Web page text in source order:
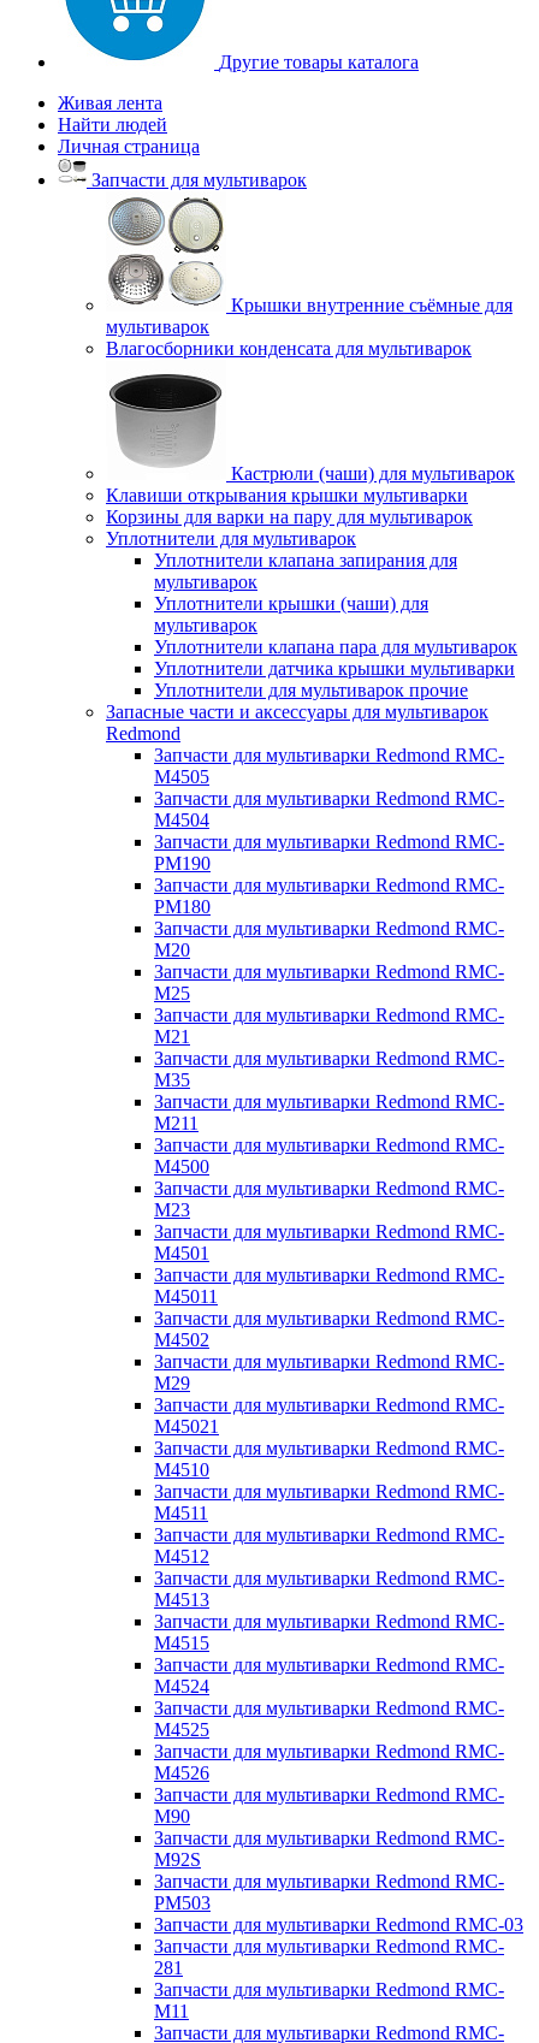
Другие товары каталога
Живая лента
Найти людей
Личная страница
Запчасти для мультиварок
Крышки внутренние съёмные для
мультиварок
Влагосборники конденсата для мультиварок
Кастрюли (чаши) для мультиварок
Клавиши открывания крышки мультиварки
Корзины для варки на пару для мультиварок
Уплотнители для мультиварок
Уплотнители клапана запирания для
мультиварок
Уплотнители крышки (чаши) для
мультиварок
Уплотнители клапана пара для мультиварок
Уплотнители датчика крышки мультиварки
Уплотнители для мультиварок прочие
Запасные части и аксессуары для мультиварок
Redmond
Запчасти для мультиварки Redmond RMC-
M4505
Запчасти для мультиварки Redmond RMC-
M4504
Запчасти для мультиварки Redmond RMC-
PM190
Запчасти для мультиварки Redmond RMC-
PM180
Запчасти для мультиварки Redmond RMC-
M20
Запчасти для мультиварки Redmond RMC-
M25
Запчасти для мультиварки Redmond RMC-
M21
Запчасти для мультиварки Redmond RMC-
M35
Запчасти для мультиварки Redmond RMC-
M211
Запчасти для мультиварки Redmond RMC-
M4500
Запчасти для мультиварки Redmond RMC-
M23
Запчасти для мультиварки Redmond RMC-
M4501
Запчасти для мультиварки Redmond RMC-
M45011
Запчасти для мультиварки Redmond RMC-
M4502
Запчасти для мультиварки Redmond RMC-
M29
Запчасти для мультиварки Redmond RMC-
M45021
Запчасти для мультиварки Redmond RMC-
M4510
Запчасти для мультиварки Redmond RMC-
M4511
Запчасти для мультиварки Redmond RMC-
M4512
Запчасти для мультиварки Redmond RMC-
M4513
Запчасти для мультиварки Redmond RMC-
M4515
Запчасти для мультиварки Redmond RMC-
M4524
Запчасти для мультиварки Redmond RMC-
M4525
Запчасти для мультиварки Redmond RMC-
M4526
Запчасти для мультиварки Redmond RMC-
M90
Запчасти для мультиварки Redmond RMC-
M92S
Запчасти для мультиварки Redmond RMC-
PM503
Запчасти для мультиварки Redmond RMC-03
Запчасти для мультиварки Redmond RMC-
281
Запчасти для мультиварки Redmond RMC-
M11
Запчасти для мультиварки Redmond RMC-